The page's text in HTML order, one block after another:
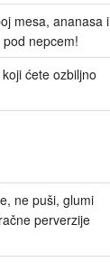
mesa, ananasa i
nepcem!
ćete ozbiljno
ne puši, glumi
perverzije